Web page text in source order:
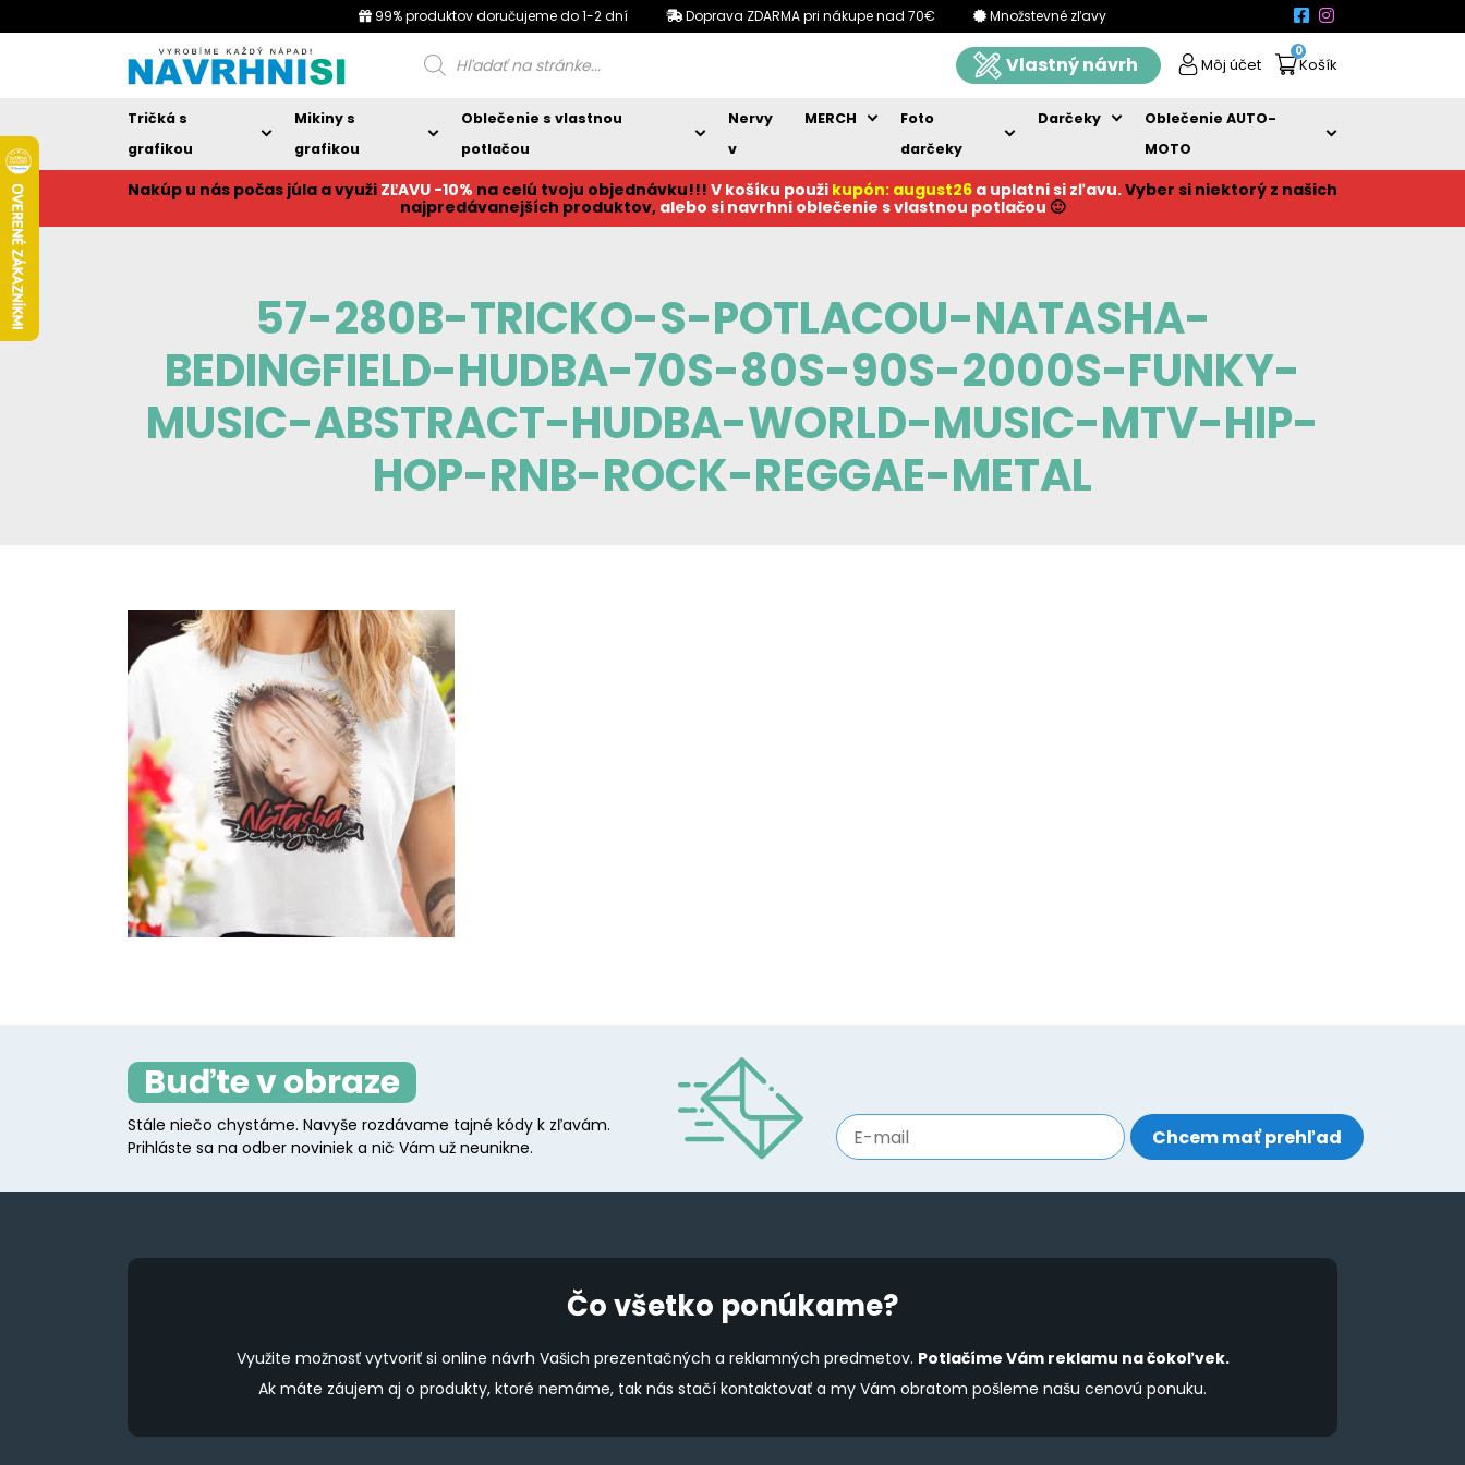
99% produktov doručujeme do 1-2 dní Doprava ZDARMA pri nákupe nad 70€ Množstevné zľavy
Products
search Vlastný návrh Môj účet
0
Košík
Tričká s
grafikou
Mikiny s
grafikou
Oblečenie s vlastnou
potlačou
Nervy
v
MERCH
Foto
darčeky
Darčeky
Oblečenie AUTO-
MOTO
Nakúp u nás počas júla a využi ZĽAVU -10% na celú tvoju objednávku!!! V košíku použi kupón: august26 a uplatni si zľavu.Vyber si niektorý z našich
najpredávanejších produktov, alebo si navrhni oblečenie s vlastnou potlačou 🙂
57-280B-TRICKO-S-POTLACOU-NATASHA-
BEDINGFIELD-HUDBA-70S-80S-90S-2000S-FUNKY-
MUSIC-ABSTRACT-HUDBA-WORLD-MUSIC-MTV-HIP-
HOP-RNB-ROCK-REGGAE-METAL
Buďte v obraze
Stále niečo chystáme. Navyše rozdávame tajné kódy k zľavám.
Prihláste sa na odber noviniek a nič Vám už neunikne.
Čo všetko ponúkame?
Využite možnosť vytvoriť si online návrh Vašich prezentačných a reklamných predmetov. Potlačíme Vám reklamu na čokoľvek.
Ak máte záujem aj o produkty, ktoré nemáme, tak nás stačí kontaktovať a my Vám obratom pošleme našu cenovú ponuku.